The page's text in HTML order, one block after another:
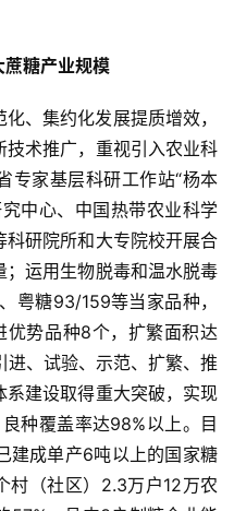
糖产业规模
、集约化发展提质增效，
术推广，重视引入农业科
专家基层科研工作站“杨本
中心、中国热带农业科学
研院所和大专院校开展合
运用生物脱毒和温水脱毒
粤糖93/159等当家品种，
势品种8个，扩繁面积达
、试验、示范、扩繁、推
建设取得重大突破，实现
种覆盖率达98%以上。目
建成单产6吨以上的国家糖
村（社区）2.3万户12万农